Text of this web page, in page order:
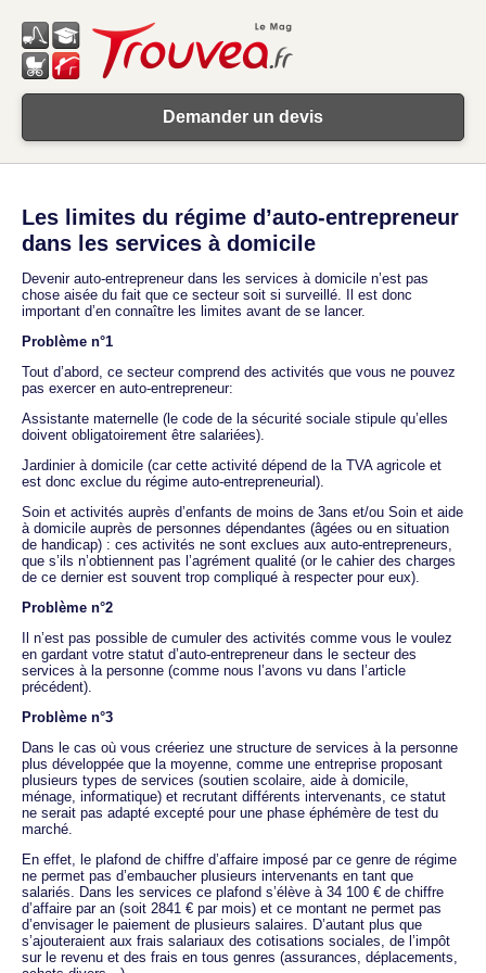
Demander un devis
Les limites du régime d’auto-entrepreneur
dans les services à domicile
Devenir auto-entrepreneur dans les services à domicile n’est pas
chose aisée du fait que ce secteur soit si surveillé. Il est donc
important d’en connaître les limites avant de se lancer.
Problème n°1
Tout d’abord, ce secteur comprend des activités que vous ne pouvez
pas exercer en auto-entrepreneur:
Assistante maternelle (le code de la sécurité sociale stipule qu’elles
doivent obligatoirement être salariées).
Jardinier à domicile (car cette activité dépend de la TVA agricole et
est donc exclue du régime auto-entrepreneurial).
Soin et activités auprès d’enfants de moins de 3ans et/ou Soin et aide
à domicile auprès de personnes dépendantes (âgées ou en situation
de handicap) : ces activités ne sont exclues aux auto-entrepreneurs,
que s’ils n’obtiennent pas l’agrément qualité (or le cahier des charges
de ce dernier est souvent trop compliqué à respecter pour eux).
Problème n°2
Il n’est pas possible de cumuler des activités comme vous le voulez
en gardant votre statut d’auto-entrepreneur dans le secteur des
services à la personne (comme nous l’avons vu dans l’article
précédent).
Problème n°3
Dans le cas où vous créeriez une structure de services à la personne
plus développée que la moyenne, comme une entreprise proposant
plusieurs types de services (soutien scolaire, aide à domicile,
ménage, informatique) et recrutant différents intervenants, ce statut
ne serait pas adapté excepté pour une phase éphémère de test du
marché.
En effet, le plafond de chiffre d’affaire imposé par ce genre de régime
ne permet pas d’embaucher plusieurs intervenants en tant que
salariés. Dans les services ce plafond s’élève à 34 100 € de chiffre
d’affaire par an (soit 2841 € par mois) et ce montant ne permet pas
d’envisager le paiement de plusieurs salaires. D’autant plus que
s’ajouteraient aux frais salariaux des cotisations sociales, de l’impôt
sur le revenu et des frais en tous genres (assurances, déplacements,